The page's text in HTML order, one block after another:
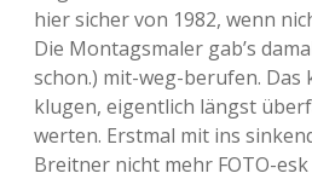
m
e
r
a
u
s
d
e
hier sicher von 1982, wenn
Die Montagsmaler gab’s
schon.) mit-weg-berufen. Das
klugen, eigentlich längst
werten. Erstmal mit ins
Breitner nicht mehr FOTO-